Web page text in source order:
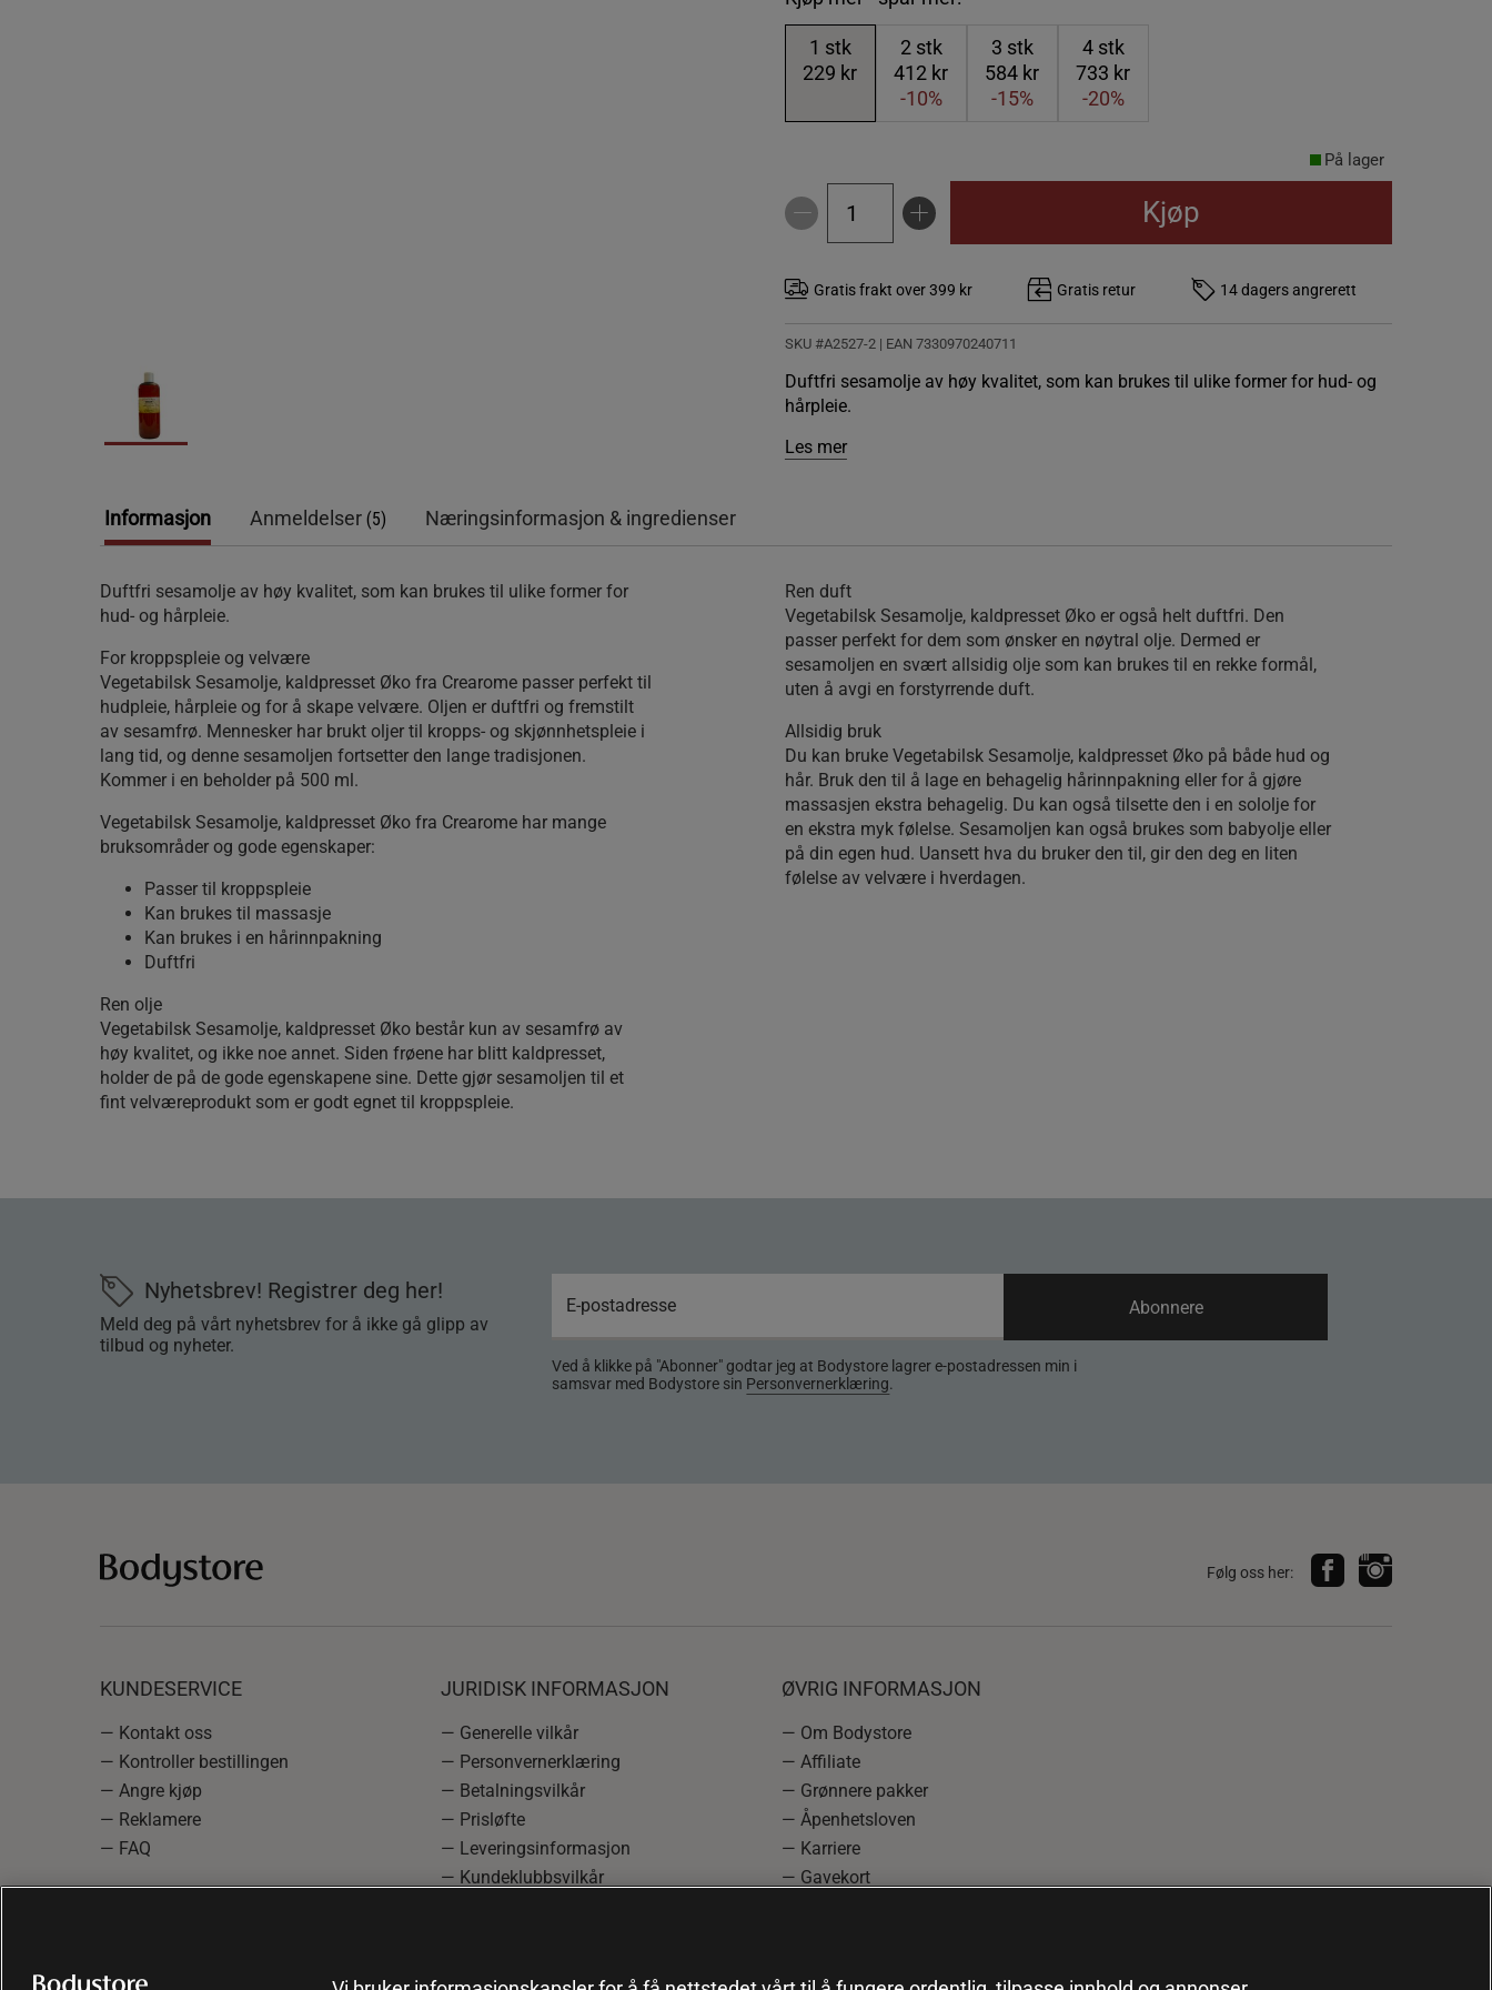
1 stk
229 kr
2 stk
412 kr
-10%
3 stk
584 kr
-15%
4stk
733 kr
-20%
På lager
Kjøp
Gratis frakt over 399 kr Gratis retur 14 dagers angrerett
SKU #A2527-2 | EAN 7330970240711
Duftfri sesamolje av høy kvalitet, som kan brukes til ulike former for hud- og
hårpleie.
Les mer
Informasjon Anmeldelser (5) Næringsinformasjon & ingredienser
Duftfri sesamolje av høy kvalitet, som kan brukes til ulike former for
hud- og hårpleie.
For kroppspleie og velvære
Vegetabilsk Sesamolje, kaldpresset Øko fra Crearome passer perfekt til
hudpleie, hårpleie og for å skape velvære. Oljen er duftfri og fremstilt
av sesamfrø. Mennesker har brukt oljer til kropps- og skjønnhetspleie i
lang tid, og denne sesamoljen fortsetter den lange tradisjonen.
Kommer i en beholder på 500 ml.
Vegetabilsk Sesamolje, kaldpresset Øko fra Crearome har mange
bruksområder og gode egenskaper:
Passer til kroppspleie
Kan brukes til massasje
Kan brukes i en hårinnpakning
Duftfri
Ren olje
Vegetabilsk Sesamolje, kaldpresset Øko består kun av sesamfrø av
høy kvalitet, og ikke noe annet. Siden frøene har blitt kaldpresset,
holder de på de gode egenskapene sine. Dette gjør sesamoljen til et
fint velværeprodukt som er godt egnet til kroppspleie.
Ren duft
Vegetabilsk Sesamolje, kaldpresset Øko er også helt duftfri. Den
passer perfekt for dem som ønsker en nøytral olje. Dermed er
sesamoljen en svært allsidig olje som kan brukes til en rekke formål,
uten å avgi en forstyrrende duft.
Allsidig bruk
Du kan bruke Vegetabilsk Sesamolje, kaldpresset Øko på både hud og
hår. Bruk den til å lage en behagelig hårinnpakning eller for å gjøre
massasjen ekstra behagelig. Du kan også tilsette den i en sololje for
en ekstra myk følelse. Sesamoljen kan også brukes som babyolje eller
på din egen hud. Uansett hva du bruker den til, gir den deg en liten
følelse av velvære i hverdagen.
Nyhetsbrev! Registrer deg her!
Meld deg på vårt nyhetsbrev for å ikke gå glipp av
tilbud og nyheter.
Ved å klikke på "Abonner" godtar jeg at Bodystore lagrer e-postadressen min i
samsvar med Bodystore sin Personvernerklæring.
Abonnere
Følg oss her:
KUNDESERVICE
— Kontakt oss
— Kontroller bestillingen
— Angre kjøp
— Reklamere
— FAQ
JURIDISK INFORMASJON
— Generelle vilkår
— Personvernerklæring
— Betalningsvilkår
— Prisløfte
— Leveringsinformasjon
— Kundeklubbsvilkår
ØVRIG INFORMASJON
— Om Bodystore
— Affiliate
— Grønnere pakker
— Åpenhetsloven
— Karriere
— Gavekort